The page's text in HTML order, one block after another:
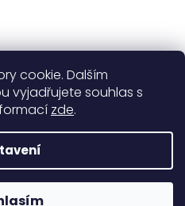
cookie. Dalším
vyjadřujete souhlas s
zde.
NakódovaleshopGuru